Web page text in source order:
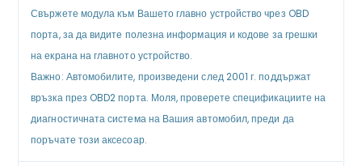
Свържете модула към Вашето главно устройство чрез OBD
порта, за да видите полезна информация и кодове за грешки
на екрана на главното устройство.
Важно: Автомобилите, произведени след 2001 г. поддържат
връзка през OBD2 порта. Моля, проверете спецификациите на
диагностичната система на Вашия автомобил, преди да
поръчате този аксесоар.